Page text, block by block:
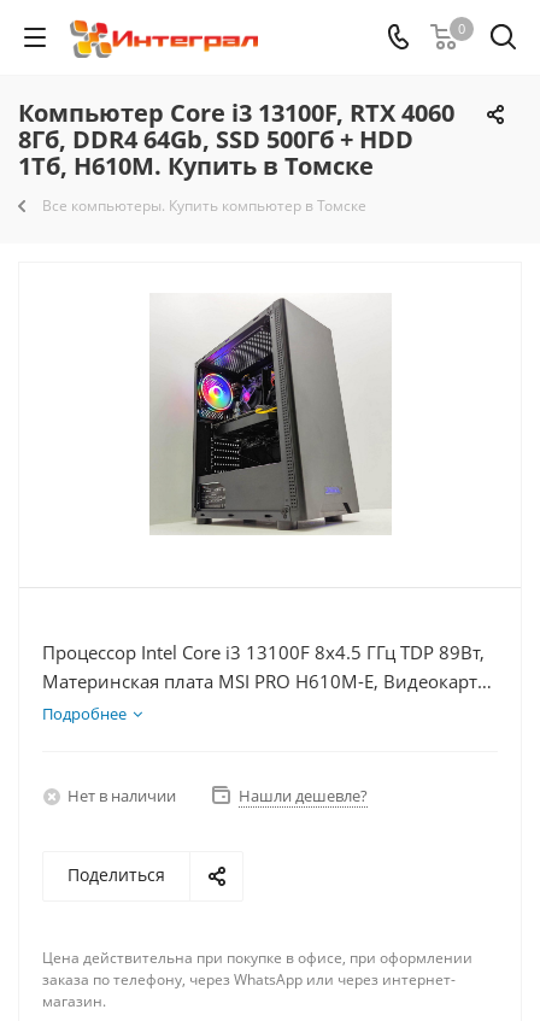
0
Компьютер Core i3 13100F, RTX 4060
8Гб, DDR4 64Gb, SSD 500Гб + HDD
1Тб, H610M. Купить в Томске
Все компьютеры. Купить компьютер в Томске
Процессор Intel Core i3 13100F 8x4.5 ГГц TDP 89Вт,
Материнская плата MSI PRO H610M-E, Видеокарта
RTX 4060 8Гб, Память DDR4 64Gb, Диски
Подробнее
Нет в наличии Нашли дешевле?
Поделиться
Цена действительна при покупке в офисе, при оформлении
заказа по телефону, через WhatsApp или через интернет-
магазин.